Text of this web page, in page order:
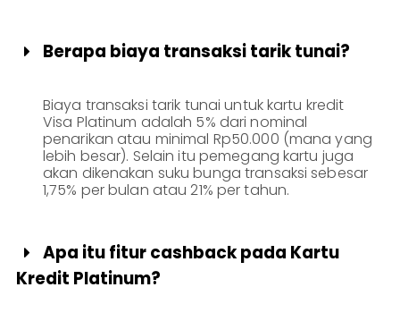
 Berapa biaya transaksi tarik tunai?
Biaya transaksi tarik tunai untuk kartu kredit
Visa Platinum adalah 5% dari nominal
penarikan atau minimal Rp50.000 (mana yang
lebih besar). Selain itu pemegang kartu juga
akan dikenakan suku bunga transaksi sebesar
1,75% per bulan atau 21% per tahun.

Apa itu fitur cashback pada Kartu
Kredit Platinum?